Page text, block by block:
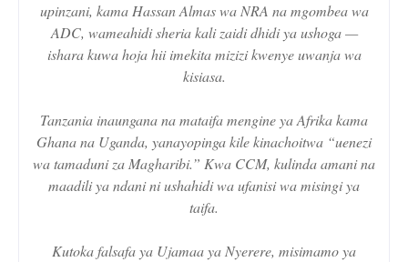
upinzani, kama Hassan Almas wa NRA na mgombea wa
ADC, wameahidi sheria kali zaidi dhidi ya ushoga —
ishara kuwa hoja hii imekita mizizi kwenye uwanja wa
kisiasa.
Tanzania inaungana na mataifa mengine ya Afrika kama
Ghana na Uganda, yanayopinga kile kinachoitwa “uenezi
wa tamaduni za Magharibi.” Kwa CCM, kulinda amani na
maadili ya ndani ni ushahidi wa ufanisi wa misingi ya
taifa.
Kutoka falsafa ya Ujamaa ya Nyerere, misimamo ya